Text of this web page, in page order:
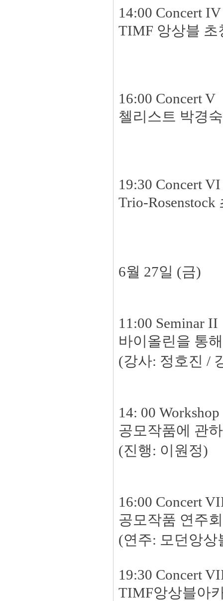
14:00 Concert IV
TIMF 앙상블 초
16:00 Concert V
첼리스트 박경
19:30 Concert VI
Trio-Rosenstock
6월 27일 (금)
11:00 Seminar II
바이올린을 통
(강사: 정호진 /
14: 00
공모작품에 관
(진행: 이원정)
16:00 Concert
공모작품 연주회
(연주: 모던앙상
19:30 Concert
TIMF앙상블아